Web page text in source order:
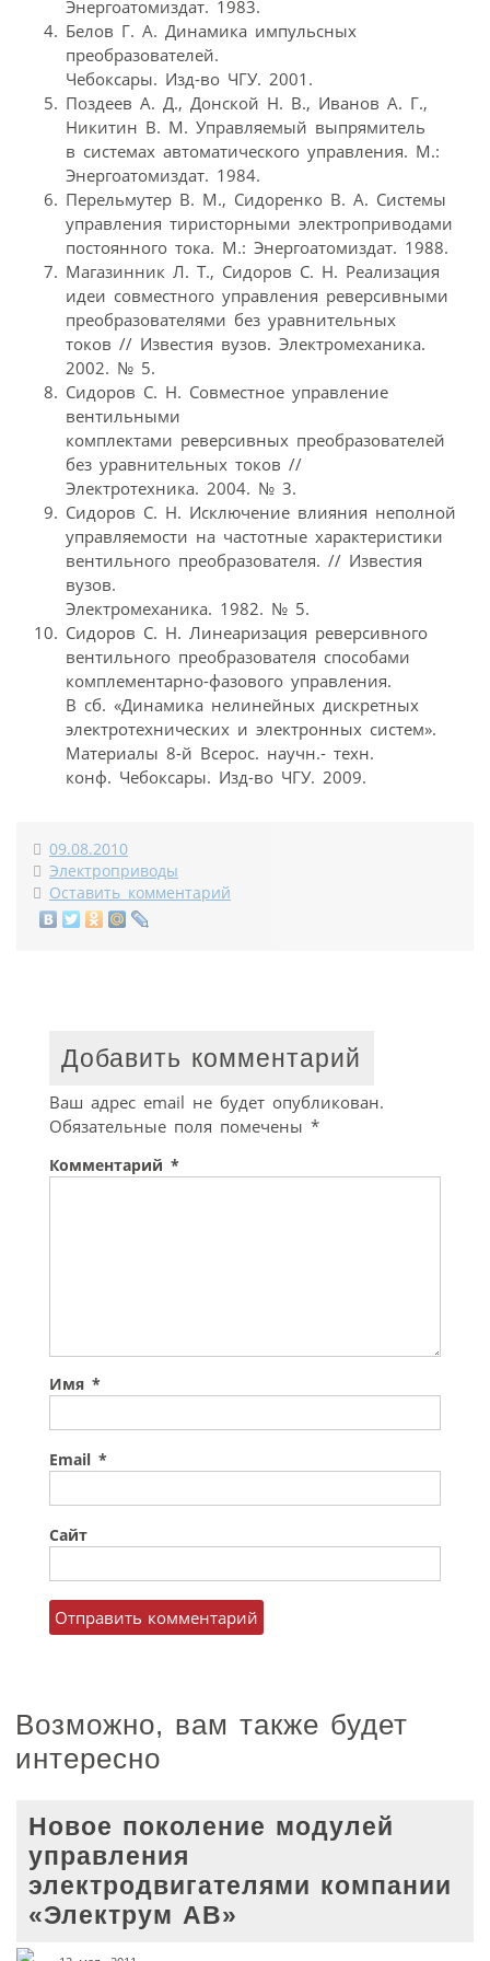
Энергоатомиздат. 1983.
Белов Г. А. Динамика импульсных
преобразователей.
Чебоксары. Изд-во ЧГУ. 2001.
Поздеев А. Д., Донской Н. В., Иванов А. Г.,
Никитин В. М. Управляемый выпрямитель
в системах автоматического управления. М.:
Энергоатомиздат. 1984.
Перельмутер В. М., Сидоренко В. А. Системы
управления тиристорными электроприводами
постоянного тока. М.: Энергоатомиздат. 1988.
Магазинник Л. Т., Сидоров С. Н. Реализация
идеи совместного управления реверсивными
преобразователями без уравнительных
токов // Известия вузов. Электромеханика.
2002. № 5.
Сидоров С. Н. Совместное управление
вентильными
комплектами реверсивных преобразователей
без уравнительных токов //
Электротехника. 2004. № 3.
Сидоров С. Н. Исключение влияния неполной
управляемости на частотные характеристики
вентильного преобразователя. // Известия
вузов.
Электромеханика. 1982. № 5.
Сидоров С. Н. Линеаризация реверсивного
вентильного преобразователя способами
комплементарно-фазового управления.
В сб. «Динамика нелинейных дискретных
электротехнических и электронных систем».
Материалы 8-й Всерос. научн.- техн.
конф. Чебоксары. Изд-во ЧГУ. 2009.
09.08.2010
Электроприводы
Оставить комментарий
Добавить комментарий
Ваш адрес email не будет опубликован.
Обязательные поля помечены *
Комментарий *
Имя *
Email *
Сайт
Возможно, вам также будет
интересно
Новое поколение модулей
управления
электродвигателями компании
«Электрум АВ»